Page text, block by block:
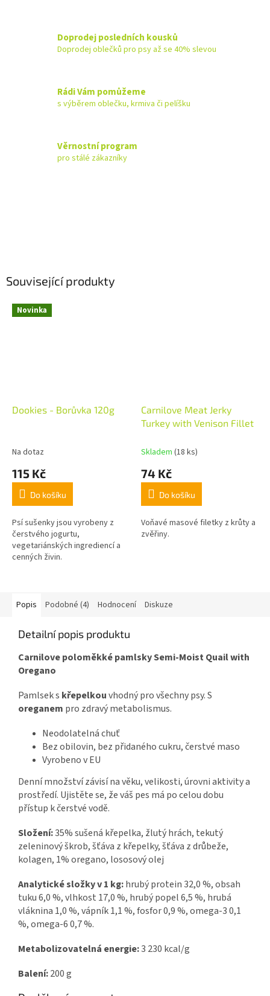
Doprodej posledních kousků
Doprodej oblečků pro psy až se 40% slevou
Rádi Vám pomůžeme
s výběrem oblečku, krmiva či pelíšku
Věrnostní program
pro stálé zákazníky
Související produkty
Novinka
Dookies - Borůvka 120g
Na dotaz
115 Kč
Do košíku
Psí sušenky jsou vyrobeny z
čerstvého jogurtu,
vegetariánských ingrediencí a
cenných živin.
Carnilove Meat Jerky
Turkey with Venison Fillet
Skladem (18 ks)
74 Kč
Do košíku
Voňavé masové filetky z krůty a
zvěřiny.
Popis Podobné (4) Hodnocení Diskuze
Detailní popis produktu
Carnilove poloměkké pamlsky Semi-Moist Quail with
Oregano
Pamlsek s křepelkouvhodný pro všechny psy. S
oreganem pro zdravý metabolismus.
Neodolatelná chuť
Bez obilovin, bez přidaného cukru, čerstvé maso
Vyrobeno v EU
Denní množství závisí na věku, velikosti, úrovni aktivity a
prostředí. Ujistěte se, že váš pes má po celou dobu
přístup k čerstvé vodě.
Složení:35% sušená křepelka, žlutý hrách, tekutý
zeleninový škrob, šťáva z křepelky, šťáva z drůbeže,
kolagen, 1% oregano, lososový olej
Analytické složky v 1 kg:hrubý protein 32,0 %, obsah
tuku 6,0 %, vlhkost 17,0 %, hrubý popel 6,5 %, hrubá
vláknina 1,0 %, vápník 1,1 %, fosfor 0,9 %, omega-3 0,1
%, omega-6 0,7 %.
Metabolizovatelná energie:3 230 kcal/g
Balení:200 g